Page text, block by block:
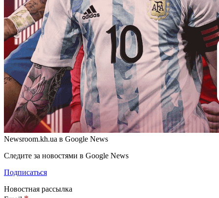
Newsroom.kh.ua в Google News
Следите за новостями в Google News
Подписаться
Новостная рассылка